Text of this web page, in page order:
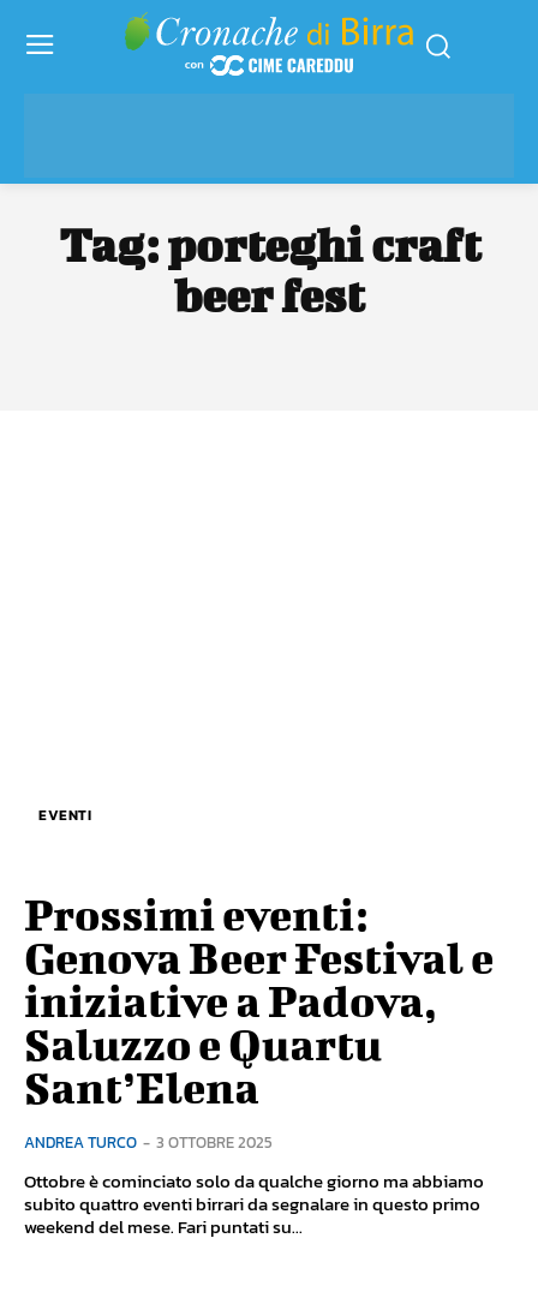
Tag:porteghi craft
beer fest
EVENTI
Prossimi eventi:
Genova Beer Festival e
iniziative a Padova,
Saluzzo e Quartu
Sant’Elena
ANDREA TURCO - 3 OTTOBRE 2025
Ottobre è cominciato solo da qualche giorno ma abbiamo
subito quattro eventi birrari da segnalare in questo primo
weekend del mese. Fari puntati su...